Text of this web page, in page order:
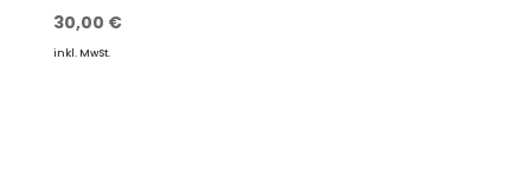
30,00 €
inkl. MwSt.